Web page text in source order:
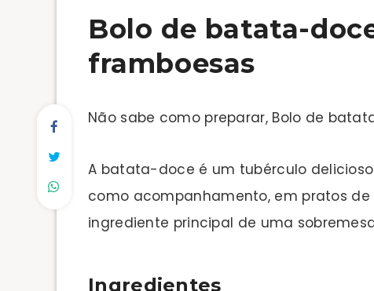
Bolo de batata-
framboesas
Não sabe como preparar, Bolo de
A batata-doce é um tubérculo
como acompanhamento, em pratos
ingrediente principal de uma
Ingredientes